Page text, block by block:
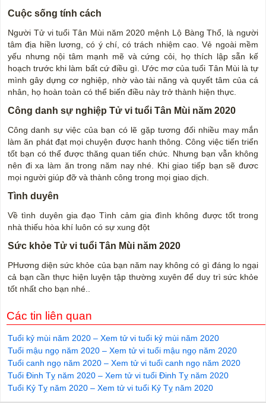
Cuộc sống tính cách
Người Tử vi tuổi Tân Mùi năm 2020 mệnh Lộ Bàng Thổ, là người
tâm địa hiền lương, có ý chí, có trách nhiệm cao. Vẻ ngoài mềm
yếu nhưng nội tâm mạnh mẽ và cứng cỏi, họ thích lập sẵn kế
hoạch trước khi làm bất cứ điều gì. Ước mơ của tuổi Tân Mùi là tự
mình gây dựng cơ nghiệp, nhờ vào tài năng và quyết tâm của cá
nhân, họ hoàn toàn có thể biến điều này trở thành hiện thực.
Công danh sự nghiệp Tử vi tuổi Tân Mùi năm 2020
Công danh sự việc của bạn có lẽ gặp tương đối nhiều may mắn
làm ăn phát đạt mọi chuyện được hanh thông. Công việc tiến triển
tốt bạn có thể được thăng quan tiến chức. Nhưng bạn vẫn không
nên đi xa làm ăn trong năm nay nhé. Khi giao tiếp bạn sẽ đươc
mọi người giúp đỡ và thành công trong mọi giao dịch.
Tình duyên
Về tình duyên gia đạo Tình cảm gia đình không được tốt trong
nhà thiếu hòa khí luôn có sự xung đột
Sức khỏe Tử vi tuổi Tân Mùi năm 2020
PHương diện sức khỏe của bạn năm nay không có gì đáng lo ngại
cả bạn cần thực hiện luyện tập thường xuyên để duy trì sức khỏe
tốt nhất cho bạn nhé..
Các tin liên quan
Tuổi kỷ mùi năm 2020 – Xem tử vi tuổi kỷ mùi năm 2020
Tuổi mậu ngọ năm 2020 – Xem tử vi tuổi mậu ngọ năm 2020
Tuổi canh ngọ năm 2020 – Xem tử vi tuổi canh ngọ năm 2020
Tuổi Đinh Tỵ năm 2020 – Xem tử vi tuổi Đinh Tỵ năm 2020
Tuổi Kỷ Tỵ năm 2020 – Xem tử vi tuổi Kỷ Tỵ năm 2020